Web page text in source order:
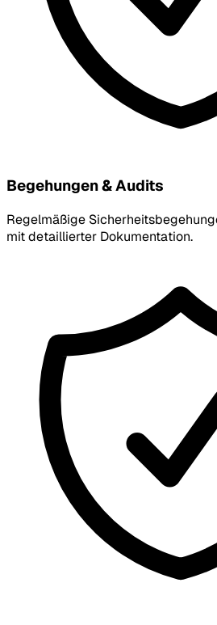
Begehungen & Audits
Regelmäßige
mit detaillierter Dokumentation.